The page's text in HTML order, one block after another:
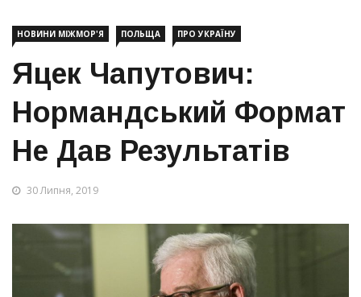
НОВИНИ МІЖМОР'Я ПОЛЬЩА ПРО УКРАЇНУ
Яцек Чапутович:
Нормандський Формат
Не Дав Результатів
30 Липня, 2019